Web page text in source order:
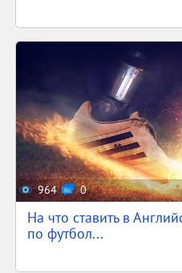
964 0
На что ставить в
по футбол...